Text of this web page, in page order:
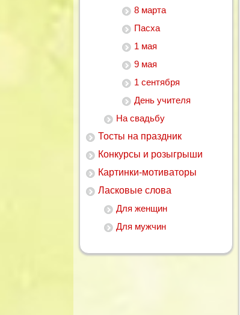
8 марта
Пасха
1 мая
9 мая
1 сентября
День учителя
На свадьбу
Тосты на праздник
Конкурсы и розыгрыши
Картинки-мотиваторы
Ласковые слова
Для женщин
Для мужчин